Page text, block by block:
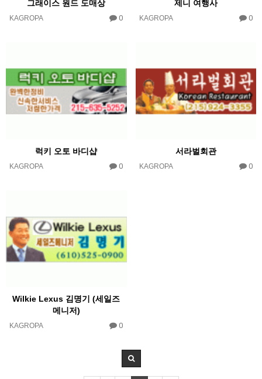
그래이스 원드 도매상
KAGROPA 0
제니 여행사
KAGROPA 0
럭키 오토 바디샵
KAGROPA 0
서라벌회관
KAGROPA 0
Wilkie Lexus 김명기 (세일즈
메니저)
KAGROPA 0